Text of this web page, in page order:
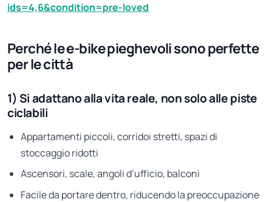
ids=4,6&condition=pre-loved
Perché le e-bike pieghevoli sono perfette
per le città
1) Si adattano alla vita reale, non solo alle piste
ciclabili
Appartamenti piccoli, corridoi stretti, spazi di
stoccaggio ridotti
Ascensori, scale, angoli d’ufficio, balconi
Facile da portare dentro, riducendo la preoccupazione